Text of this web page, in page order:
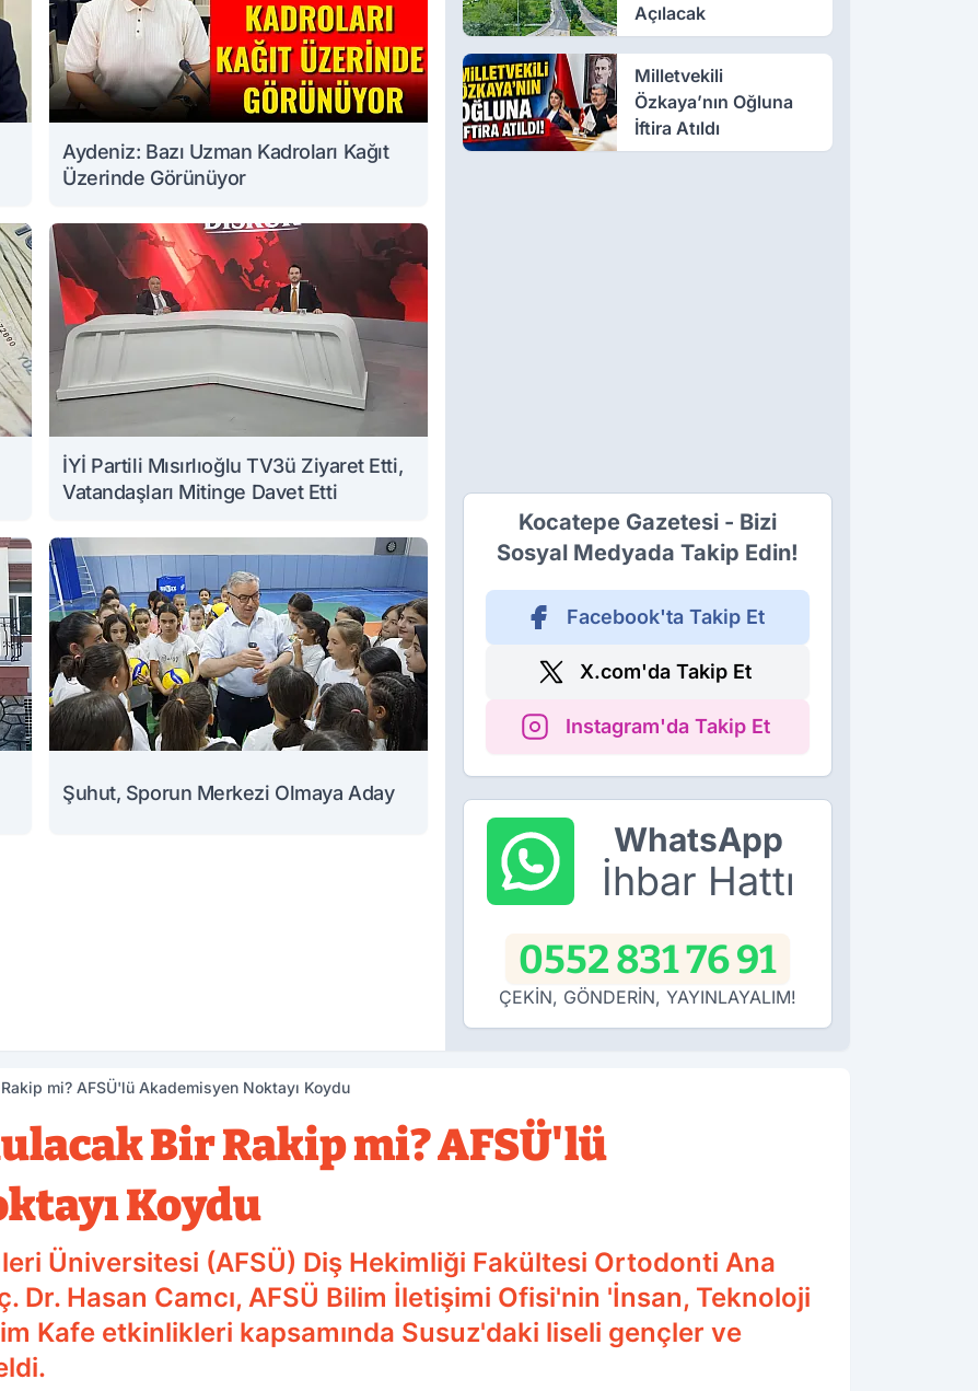
Aydeniz: Bazı Uzman Kadroları Kağıt
Üzerinde Görünüyor
İYİ Partili Mısırlıoğlu TV3ü Ziyaret Etti,
Vatandaşları Mitinge Davet Etti
Şuhut, Sporun Merkezi Olmaya Aday
Açılacak
Milletvekili
Özkaya’nın Oğluna
İftira Atıldı
Kocatepe Gazetesi - Bizi
Sosyal Medyada Takip Edin!
Facebook'ta Takip Et
X.com'da Takip Et
Instagram'da Takip Et
WhatsApp
İhbar Hattı
0552 831 76 91
ÇEKİN, GÖNDERİN, YAYINLAYALIM!
mi? AFSÜ'lü Akademisyen Noktayı Koydu
Bir Rakip mi? AFSÜ'lü
Koydu
Üniversitesi (AFSÜ) Diş Hekimliği Fakültesi Ortodonti Ana
Dr. Hasan Camcı, AFSÜ Bilim İletişimi Ofisi'nin 'İnsan, Teknoloji
Kafe etkinlikleri kapsamında Susuz'daki liseli gençler ve